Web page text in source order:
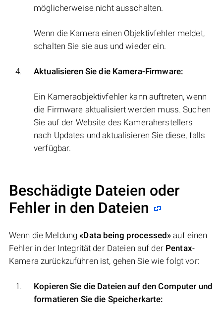
möglicherweise nicht ausschalten.
Wenn die Kamera einen Objektivfehler meldet,
schalten Sie sie aus und wieder ein.
Aktualisieren Sie die Kamera-Firmware:
Ein Kameraobjektivfehler kann auftreten, wenn
die Firmware aktualisiert werden muss. Suchen
Sie auf der Website des Kameraherstellers
nach Updates und aktualisieren Sie diese, falls
verfügbar.
Beschädigte Dateien oder
Fehler in den Dateien
Wenn die Meldung«Data being processed» auf einen
Fehler in der Integrität der Dateien auf der Pentax-
Kamera zurückzuführen ist, gehen Sie wie folgt vor:
Kopieren Sie die Dateien auf den Computer und
formatieren Sie die Speicherkarte: